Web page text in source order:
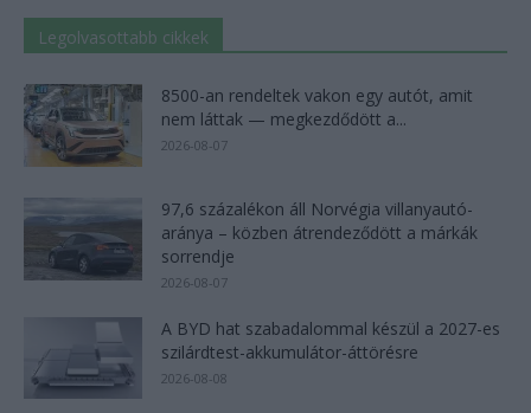
Legolvasottabb cikkek
8500-an rendeltek vakon egy autót, amit
nem láttak — megkezdődött a...
2026-08-07
97,6 százalékon áll Norvégia villanyautó-
aránya – közben átrendeződött a márkák
sorrendje
2026-08-07
A BYD hat szabadalommal készül a 2027-es
szilárdtest-akkumulátor-áttörésre
2026-08-08